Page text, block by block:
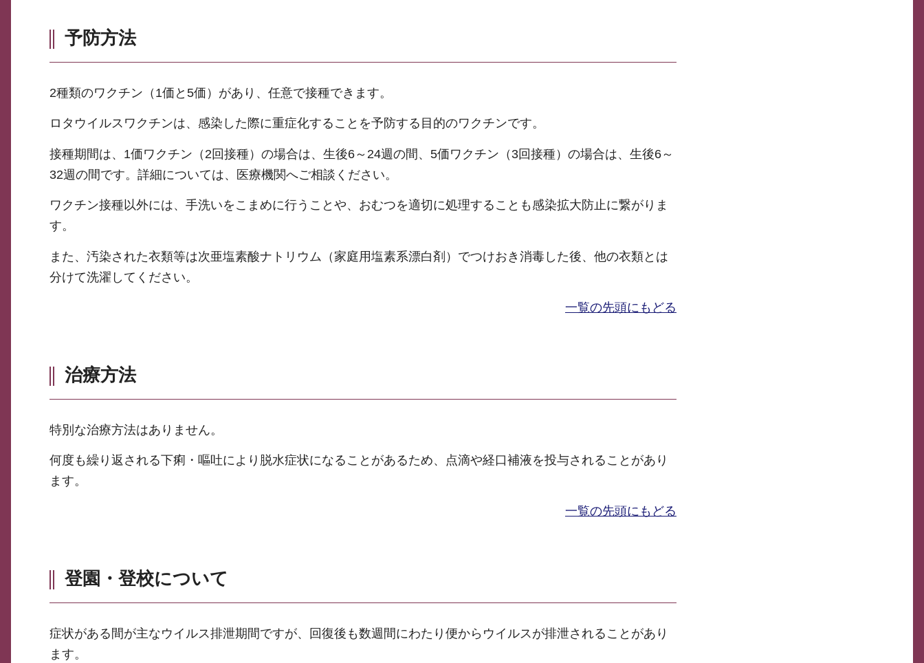
予防方法
2種類のワクチン（1価と5価）があり、任意で接種できます。
ロタウイルスワクチンは、感染した際に重症化することを予防する目的のワクチンです。
接種期間は、1価ワクチン（2回接種）の場合は、生後6～24週の間、5価ワクチン（3回接種）の場合は、生後6～
32週の間です。詳細については、医療機関へご相談ください。
ワクチン接種以外には、手洗いをこまめに行うことや、おむつを適切に処理することも感染拡大防止に繋がりま
す。
また、汚染された衣類等は次亜塩素酸ナトリウム（家庭用塩素系漂白剤）でつけおき消毒した後、他の衣類とは
分けて洗濯してください。
一覧の先頭にもどる
治療方法
特別な治療方法はありません。
何度も繰り返される下痢・嘔吐により脱水症状になることがあるため、点滴や経口補液を投与されることがあり
ます。
一覧の先頭にもどる
登園・登校について
症状がある間が主なウイルス排泄期間ですが、回復後も数週間にわたり便からウイルスが排泄されることがあり
ます。